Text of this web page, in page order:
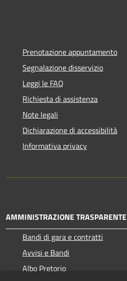
Prenotazione appuntamento
Segnalazione disservizio
Leggi le FAQ
Richiesta di assistenza
Note legali
Dichiarazione di accessibilità
Informativa privacy
AMMINISTRAZIONE TRASPARENTE
Bandi di gara e contratti
Avvisi e Bandi
Albo Pretorio